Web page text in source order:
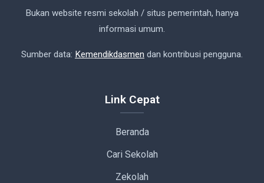
Bukan website resmi sekolah / situs pemerintah, hanya
informasi umum.
Sumber data: Kemendikdasmen dan kontribusi pengguna.
Link Cepat
Beranda
Cari Sekolah
Zekolah